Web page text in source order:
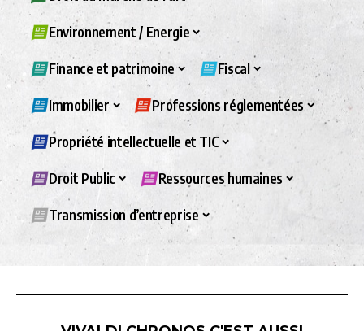
Environnement / Energie
Finance et patrimoine Fiscal
Immobilier Professions réglementées
Propriété intellectuelle et TIC
Droit Public Ressources humaines
Transmission d’entreprise